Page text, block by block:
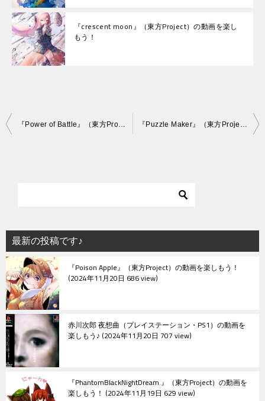
『crescent moon』（東方Project）の動画を楽し
もう！
投
シ
ョ
ン
『Power of Battle』（東方Project）の動画を楽しもう！ 『Puzzle Maker』（東方Project）の動画を楽しもう！
最新の投稿です♪
『Poison Apple』（東方Project）の動画を楽しもう！
2024年11月20日 686 view
赤川次郎 夜想曲（プレイステーション・PS1）の動画を
楽しもう♪ 2024年11月20日 707 view
『PhantomBlackNightDream.』（東方Project）の動画を
楽しもう！ 2024年11月19日 629 view